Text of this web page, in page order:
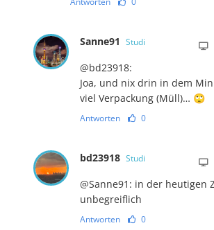
Sanne91 Studi
@bd23918:
Joa, und nix drin in dem
viel Verpackung (Müll)… 🙄
Antworten 0
bd23918 Studi
@Sanne91: in der heutigen
unbegreiflich
Antworten 0